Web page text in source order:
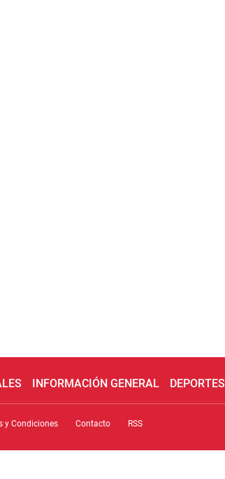
INFORMACIÓN GENERAL DEPORTES
y Condiciones Contacto RSS